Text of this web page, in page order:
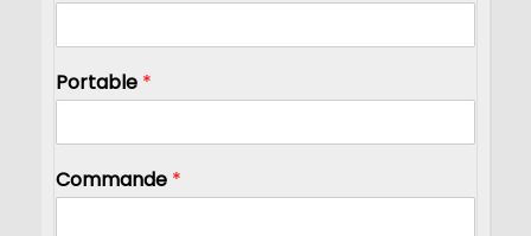
Portable *
Commande *